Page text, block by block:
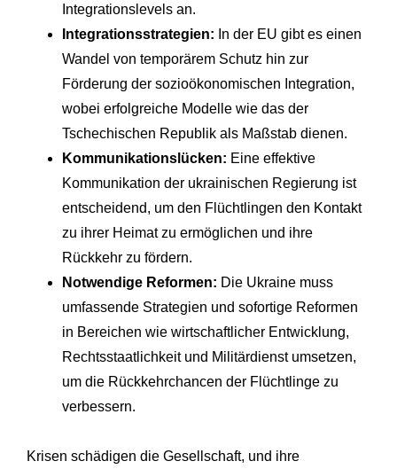
Integrationslevels an.
Integrationsstrategien: In der EU gibt es einen
Wandel von temporärem Schutz hin zur
Förderung der sozioökonomischen Integration,
wobei erfolgreiche Modelle wie das der
Tschechischen Republik als Maßstab dienen.
Kommunikationslücken: Eine effektive
Kommunikation der ukrainischen Regierung ist
entscheidend, um den Flüchtlingen den Kontakt
zu ihrer Heimat zu ermöglichen und ihre
Rückkehr zu fördern.
Notwendige Reformen: Die Ukraine muss
umfassende Strategien und sofortige Reformen
in Bereichen wie wirtschaftlicher Entwicklung,
Rechtsstaatlichkeit und Militärdienst umsetzen,
um die Rückkehrchancen der Flüchtlinge zu
verbessern.
Krisen schädigen die Gesellschaft, und ihre